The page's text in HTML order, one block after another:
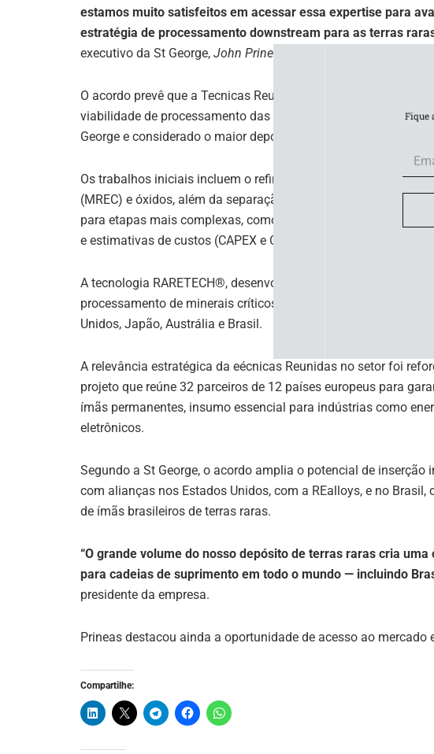
estamos muito satisfeitos em acessar essa expertise para
estratégia de processamento downstream para as terras
executivo da St George, John Prineas
O acordo prevê que a Tecnicas Reunidas conduza testes
viabilidade de processamento das terras raras extraídas do
George e considerado o maior depósito de terras raras em
Os trabalhos iniciais incluem o refino da mineralização, com
(MREC) e óxidos, além da separação dos elementos.
para etapas mais complexas, como o desenvolvimento de
e estimativas de custos (CAPEX e OPEX).
A tecnologia RARETECH®, desenvolvida pela empresa
processamento de minerais críticos e já foi aplicada ou
Unidos, Japão, Austrália e Brasil.
A relevância estratégica da eécnicas Reunidas no setor foi
projeto que reúne 32 parceiros de 12 países europeus para
ímãs permanentes, insumo essencial para indústrias como
eletrônicos.
Segundo a St George, o acordo amplia o potencial de
com alianças nos Estados Unidos, com a REalloys, e no
de ímãs brasileiros de terras raras.
“O grande volume do nosso depósito de terras raras cria
para cadeias de suprimento em todo o mundo — incluindo
presidente da empresa.
Prineas destacou ainda a oportunidade de acesso ao mercado
Compartilhe:
Fique